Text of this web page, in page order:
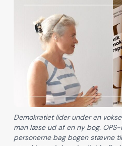
Demokratiet lider under en
man læse ud af en ny bog.
personerne bag bogen stævne